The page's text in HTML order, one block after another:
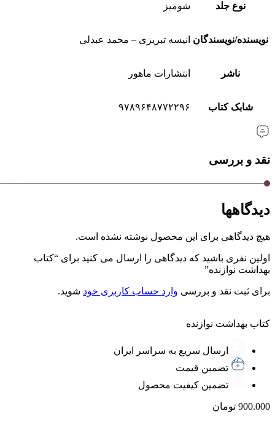
نوع جلد شومیز
نویسنده/نویسندگان انیسه تبریزی – محمد عبدلی
ناشر انتشارات ماهور
شابک کتاب ۹۷۸۹۶۴۸۷۷۲۲۹۶
نقد و بررسی
دیدگاهها
هیچ دیدگاهی برای این محصول نوشته نشده است.
اولین نفری باشید که دیدگاهی را ارسال می کنید برای “کتاب
بهداشت نوازنده”
برای ثبت نقد و بررسی وارد حساب کاربری خود شوید.
کتاب بهداشت نوازنده
ارسال سریع به سراسر ایران
تضمین قیمت
تضمین کیفیت محصول
900.000 تومان